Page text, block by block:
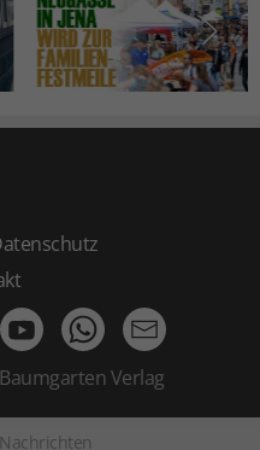
Verlag
Nachrichten